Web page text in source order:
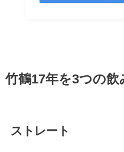
竹鶴17年を3つの
ストレート